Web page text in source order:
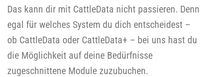
Das kann dir mit CattleData nicht passieren. Denn
egal für welches System du dich entscheidest –
ob CattleData oder CattleData+ – bei uns hast du
die Möglichkeit auf deine Bedürfnisse
zugeschnittene Module zuzubuchen.